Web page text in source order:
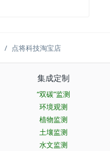
点将科技淘宝店
集成定制
“双碳”监测
环境观测
植物监测
土壤监测
水文监测